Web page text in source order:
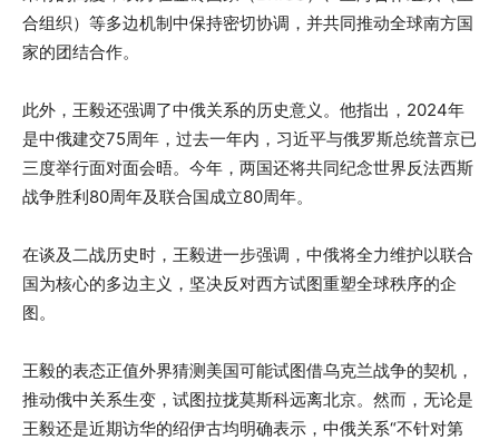
合组织）等多边机制中保持密切协调，并共同推动全球南方国
家的团结合作。
此外，王毅还强调了中俄关系的历史意义。他指出，2024年
是中俄建交75周年，过去一年内，习近平与俄罗斯总统普京已
三度举行面对面会晤。今年，两国还将共同纪念世界反法西斯
战争胜利80周年及联合国成立80周年。
在谈及二战历史时，王毅进一步强调，中俄将全力维护以联合
国为核心的多边主义，坚决反对西方试图重塑全球秩序的企
图。
王毅的表态正值外界猜测美国可能试图借乌克兰战争的契机，
推动俄中关系生变，试图拉拢莫斯科远离北京。然而，无论是
王毅还是近期访华的绍伊古均明确表示，中俄关系“不针对第